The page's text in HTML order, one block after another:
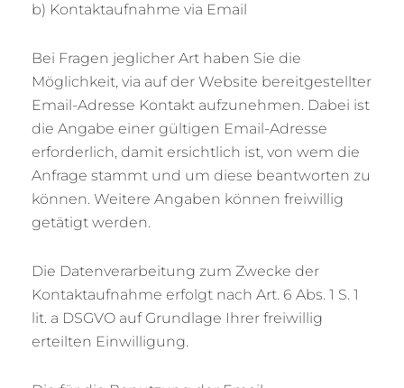
b) Kontaktaufnahme via Email
Bei Fragen jeglicher Art haben Sie die
Möglichkeit, via auf der Website bereitgestellter
Email-Adresse Kontakt aufzunehmen. Dabei ist
die Angabe einer gültigen Email-Adresse
erforderlich, damit ersichtlich ist, von wem die
Anfrage stammt und um diese beantworten zu
können. Weitere Angaben können freiwillig
getätigt werden.
Die Datenverarbeitung zum Zwecke der
Kontaktaufnahme erfolgt nach Art. 6 Abs. 1 S. 1
lit. a DSGVO auf Grundlage Ihrer freiwillig
erteilten Einwilligung.